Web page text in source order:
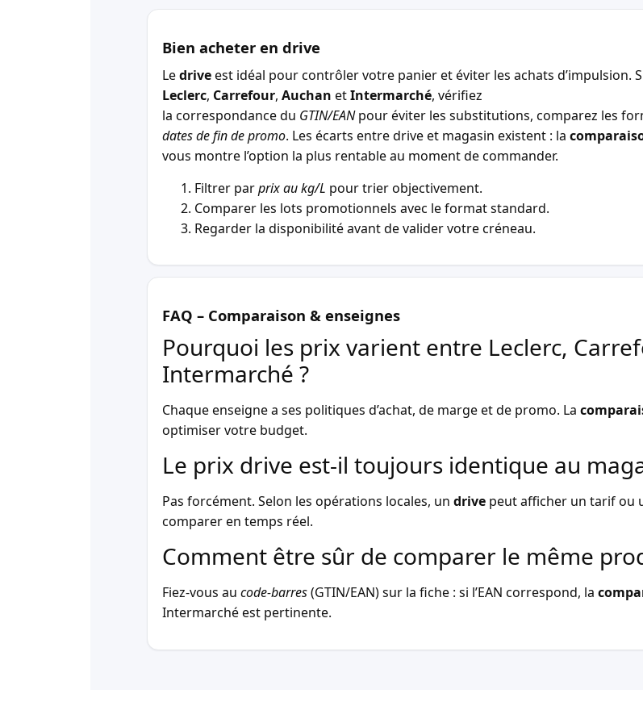
Bien acheter en drive
Ledriveest idéal pour contrôler votre panier et éviter les achats d’impulsion.
Leclerc, Carrefour, Auchan etIntermarché, vérifiez
la correspondance du GTIN/EANpour éviter les substitutions, comparez les
dates de fin de promo. Les écarts entre drive et magasin existent : la
vous montre l’option la plus rentable au moment de commander.
Filtrer parprix au kg/L pour trier objectivement.
Comparer les lots promotionnels avec le format standard.
Regarder la disponibilité avant de valider votre créneau.
FAQ – Comparaison & enseignes
Pourquoi les prix varient entre Leclerc,
Intermarché ?
Chaque enseigne a ses politiques d’achat, de marge et de promo. La
optimiser votre budget.
Le prix drive est-il toujours identique au
Pas forcément. Selon les opérations locales, un drive peut afficher un tarif ou
comparer en temps réel.
Comment être sûr de comparer le même
Fiez-vous au code-barres(GTIN/EAN) sur la fiche : si l’EAN correspond, la
Intermarché est pertinente.